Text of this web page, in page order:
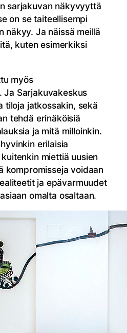
sarjakuvan näkyvyyttä
on se taiteellisempi
näkyy. Ja näissä meillä
kuten esimerkiksi
myös
Ja Sarjakuvakeskus
tiloja jatkossakin, sekä
tehdä erinäköisiä
ja mitä milloinkin.
erilaisia
miettiä uusien
kompromisseja voidaan
ja epävarmuudet
omalta osaltaan.